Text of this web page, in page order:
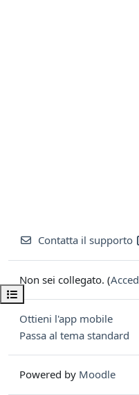
Apri indice del corso
Contatta il supporto
Non sei collegato. (
Ottieni l'app mobile
Passa al tema standard
Powered by Moodle